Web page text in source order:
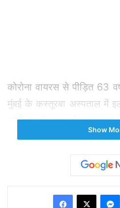
कोरोना वायरस से पीड़ित 63
मुंबई के कस्तूरबा अस्पताल में
कोरोना की वजह से
तीसरी मौत है। मुंबई निवासी
थी। उनका इलाज दक्षिण
अस्पताल में चल रहा था, जहां
अस्पताल में इलाज के बाद
Show